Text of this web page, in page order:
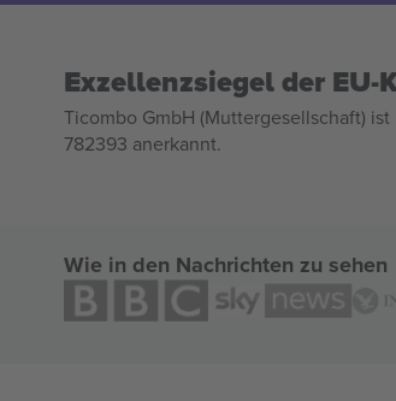
Exzellenzsiegel der EU-
Ticombo GmbH (Muttergesellschaft)
782393 anerkannt.
Wie in den Nachrichten zu sehen